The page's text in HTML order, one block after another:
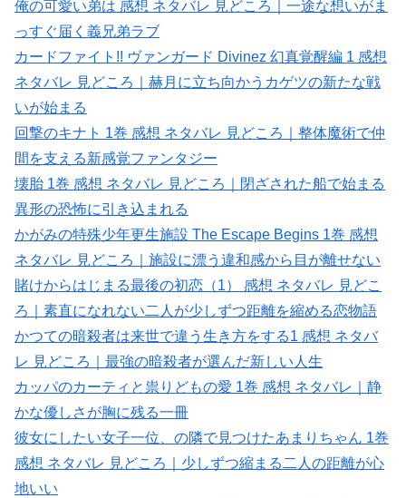
俺の可愛い弟は 感想 ネタバレ 見どころ｜一途な想いがま
っすぐ届く義兄弟ラブ
カードファイト!! ヴァンガード Divinez 幻真覚醒編 1 感想
ネタバレ 見どころ｜赫月に立ち向かうカゲツの新たな戦
いが始まる
回撃のキナト 1巻 感想 ネタバレ 見どころ｜整体魔術で仲
間を支える新感覚ファンタジー
壊胎 1巻 感想 ネタバレ 見どころ｜閉ざされた船で始まる
異形の恐怖に引き込まれる
かがみの特殊少年更生施設 The Escape Begins 1巻 感想
ネタバレ 見どころ｜施設に漂う違和感から目が離せない
賭けからはじまる最後の初恋（1） 感想 ネタバレ 見どこ
ろ｜素直になれない二人が少しずつ距離を縮める恋物語
かつての暗殺者は来世で違う生き方をする1 感想 ネタバ
レ 見どころ｜最強の暗殺者が選んだ新しい人生
カッパのカーティと祟りどもの愛 1巻 感想 ネタバレ｜静
かな優しさが胸に残る一冊
彼女にしたい女子一位、の隣で見つけたあまりちゃん 1巻
感想 ネタバレ 見どころ｜少しずつ縮まる二人の距離が心
地いい